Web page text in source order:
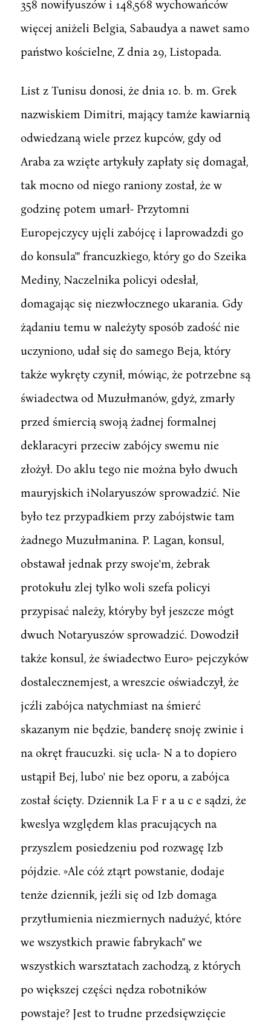
358 nowifyuszów i 148,568 wychowańców
więcej aniżeli Belgia, Sabaudya a nawet samo
państwo kościelne, Z dnia 29, Listopada.
List z Tunisu donosi, że dnia 10. b. m. Grek
nazwiskiem Dimitri, mający tamże kawiarnią
odwiedzaną wiele przez kupców, gdy od
Araba za wzięte artykuły zapłaty się domagał,
tak mocno od niego raniony został, że w
godzinę potem umarł- Przytomni
Europejczycy ujęli zabójcę i laprowadzdi go
do konsula'" francuzkiego, który go do Szeika
Mediny, Naczelnika policyi odesłał,
domagając się niezwłocznego ukarania. Gdy
żądaniu temu w należyty sposób zadość nie
uczyniono, udał się do samego Beja, który
także wykręty czynił, mówiąc, że potrzebne są
świadectwa od Muzułmanów, gdyż, zmarły
przed śmiercią swoją żadnej formalnej
deklaracyri przeciw zabójcy swemu nie
złożył. Do aklu tego nie można było dwuch
mauryjskich iNolaryuszów sprowadzić. Nie
było tez przypadkiem przy zabójstwie tam
żadnego Muzułmanina. P. Lagan, konsul,
obstawał jednak przy swoje'm, żebrak
protokułu zlej tylko woli szefa policyi
przypisać należy, któryby był jeszcze mógt
dwuch Notaryuszów sprowadzić. Dowodził
także konsul, że świadectwo Euro» pejczyków
dostalecznemjest, a wreszcie oświadczył, że
jcźli zabójca natychmiast na śmierć
skazanym nie będzie, banderę snoję zwinie i
na okręt fraucuzki. się ucla- N a to dopiero
ustąpił Bej, lubo' nie bez oporu, a zabójca
został ścięty. Dziennik La F r a u c e sądzi, że
kweslya względem klas pracujących na
przyszlem posiedzeniu pod rozwagę Izb
pójdzie. »Ale cóż ztąrt powstanie, dodaje
tenże dziennik, jeźli się od Izb domaga
przytłumienia niezmiernych nadużyć, które
we wszystkich prawie fabrykach" we
wszystkich warsztatach zachodzą, z których
po większej części nędza robotników
powstaje? Jest to trudne przedsięwzięcie